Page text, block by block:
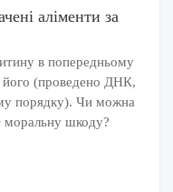
аліменти за
в попередньому
(проведено ДНК,
порядку). Чи можна
моральну шкоду?